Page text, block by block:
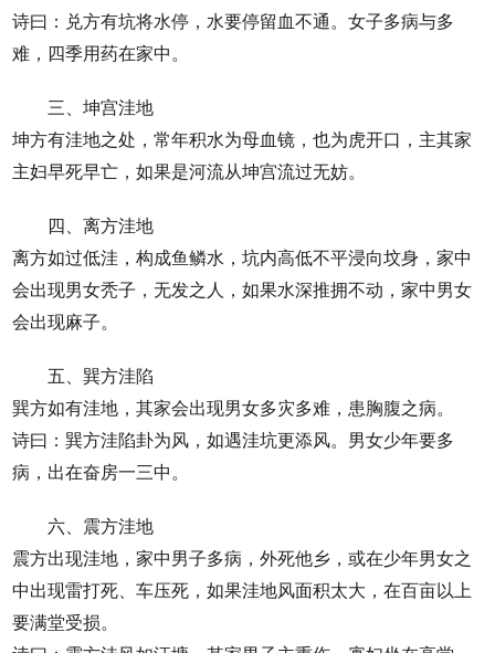
诗曰：兑方有坑将水停，水要停留血不通。女子多病与多
难，四季用药在家中。
三、坤宫洼地
坤方有洼地之处，常年积水为母血镜，也为虎开口，主其家
主妇早死早亡，如果是河流从坤宫流过无妨。
四、离方洼地
离方如过低洼，构成鱼鳞水，坑内高低不平浸向坟身，家中
会出现男女秃子，无发之人，如果水深推拥不动，家中男女
会出现麻子。
五、巽方洼陷
巽方如有洼地，其家会出现男女多灾多难，患胸腹之病。
诗曰：巽方洼陷卦为风，如遇洼坑更添风。男女少年要多
病，出在奋房一三中。
六、震方洼地
震方出现洼地，家中男子多病，外死他乡，或在少年男女之
中出现雷打死、车压死，如果洼地风面积太大，在百亩以上
要满堂受损。